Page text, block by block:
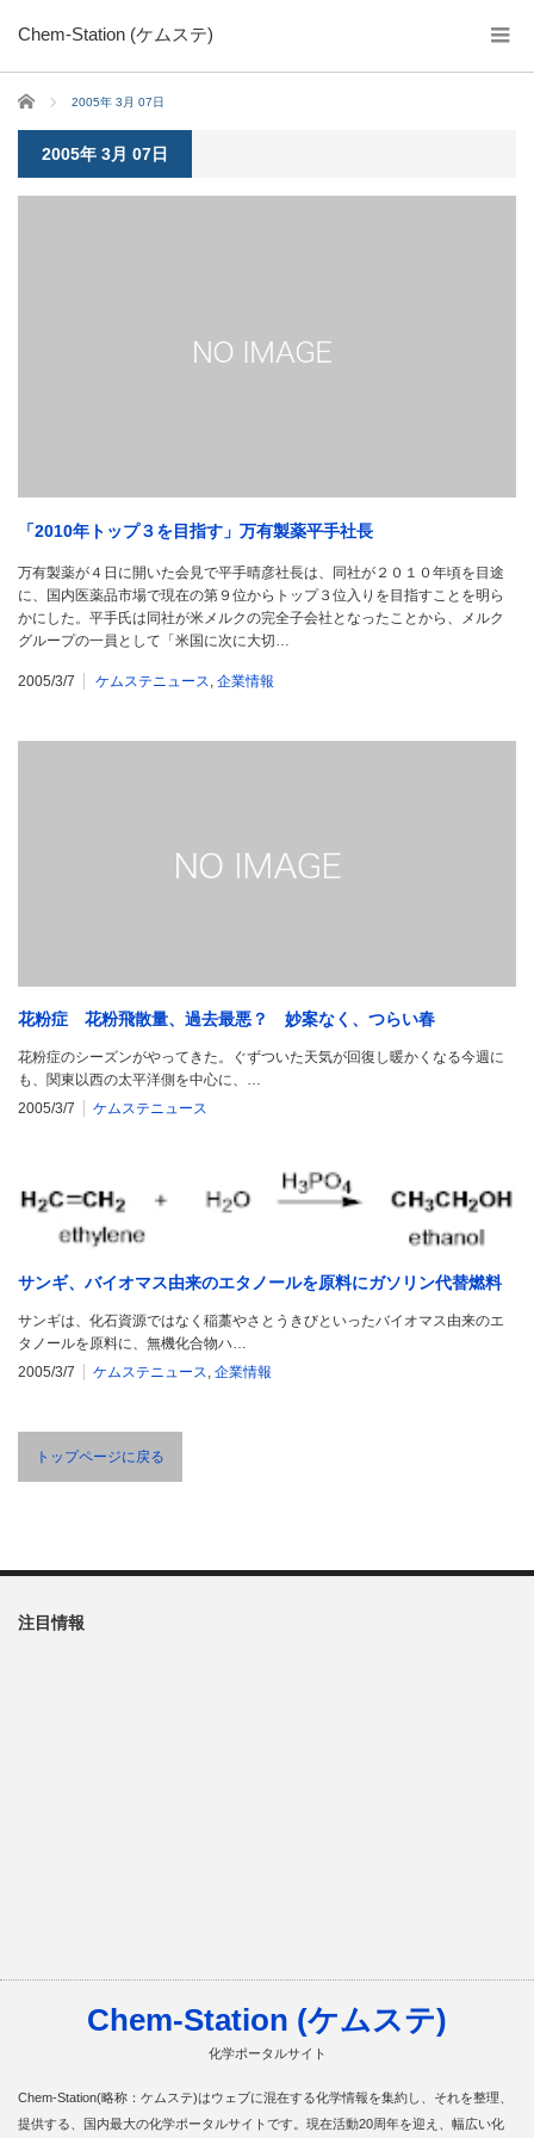
Chem-Station (ケムステ)
ホーム 2005年 3月 07日
2005年 3月 07日
「2010年トップ３を目指す」万有製薬平手社長
万有製薬が４日に開いた会見で平手晴彦社長は、同社が２０１０年頃を目途
に、国内医薬品市場で現在の第９位からトップ３位入りを目指すことを明ら
かにした。平手氏は同社が米メルクの完全子会社となったことから、メルク
グループの一員として「米国に次に大切…
2005/3/7 ケムステニュース, 企業情報
花粉症 花粉飛散量、過去最悪？ 妙案なく、つらい春
花粉症のシーズンがやってきた。ぐずついた天気が回復し暖かくなる今週に
も、関東以西の太平洋側を中心に、…
2005/3/7
ケムステニュース
サンギ、バイオマス由来のエタノールを原料にガソリン代替燃料
サンギは、化石資源ではなく稲藁やさとうきびといったバイオマス由来のエ
タノールを原料に、無機化合物ハ…
2005/3/7
ケムステニュース, 企業情報
トップページに戻る
注目情報
Chem-Station (ケムステ)
化学ポータルサイト
Chem-Station(略称：ケムステ)はウェブに混在する化学情報を集約し、それを整理、
提供する、国内最大の化学ポータルサイトです。現在活動20周年を迎え、幅広い化